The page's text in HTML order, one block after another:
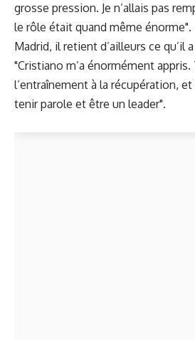
grosse pression. Je n’allais pas
le rôle était quand même énorme".
Madrid, il retient d’ailleurs ce qu’il
"Cristiano m’a énormément appris.
l’entraînement à la récupération,
tenir parole et être un leader".